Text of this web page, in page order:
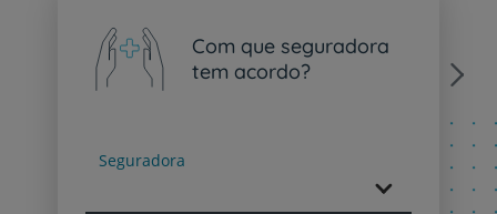
Com que seguradora
tem acordo?
Seguradora
Next